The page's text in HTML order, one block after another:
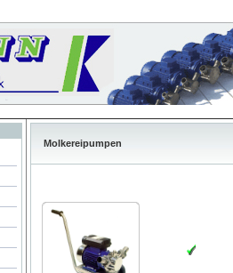
Molkereipumpen